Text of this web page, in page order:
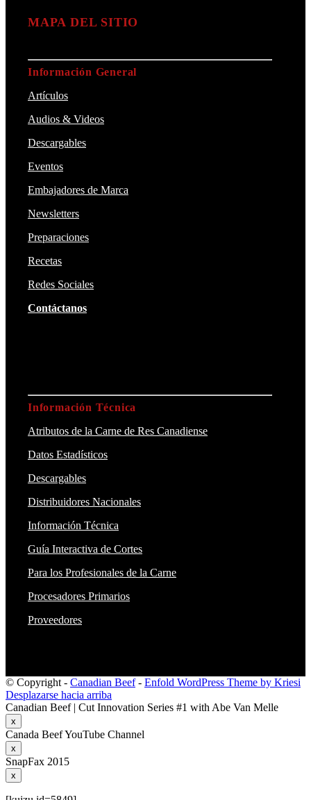
MAPA DEL SITIO
Información General
Artículos
Audios & Videos
Descargables
Eventos
Embajadores de Marca
Newsletters
Preparaciones
Recetas
Redes Sociales
Contáctanos
Información Técnica
Atributos de la Carne de Res Canadiense
Datos Estadísticos
Descargables
Distribuidores Nacionales
Información Técnica
Guía Interactiva de Cortes
Para los Profesionales de la Carne
Procesadores Primarios
Proveedores
© Copyright - Canadian Beef- Enfold WordPress Theme by Kriesi
Desplazarse hacia arriba
Canadian Beef | Cut Innovation Series #1 with Abe Van Melle
x
Canada Beef YouTube Channel
x
SnapFax 2015
x